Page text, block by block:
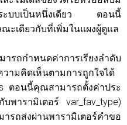
ระบบเป็นหนึ่งเดียว ตอนนี้
ะเดียวกับที่เพิ่มในแผงผู้ดูแล
รถกำหนดค่าการเรียงลำดับ
ามคิดเห็นตามการถูกใจได้
ตอนนี้คุณสามารถตั้งค่าประ
พารามิเตอร์ var_fav_type)
รถส่งผ่านพารามิเตอร์คำขอ